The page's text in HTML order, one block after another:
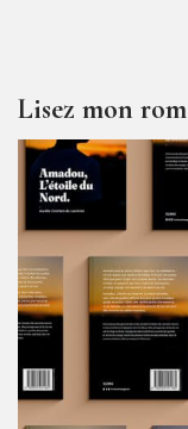
Lisez mon